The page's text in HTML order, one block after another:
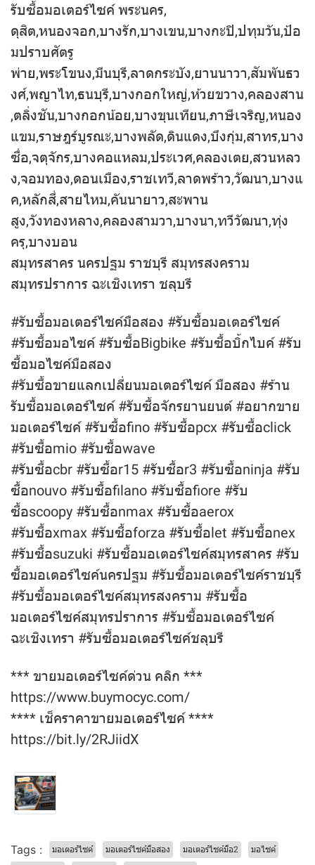
รับซื้อมอเตอร์ไซค์ พระนคร,
ดุสิต,หนองจอก,บางรัก,บางเขน,บางกะปิ,ปทุมวัน,ป้อ
มปราบศัตรู
พ่าย,พระโขนง,มีนบุรี,ลาดกระบัง,ยานนาวา,สัมพันธว
งศ์,พญาไท,ธนบุรี,บางกอกใหญ่,ห้วยขวาง,คลองสาน
,ตลิ่งชัน,บางกอกน้อย,บางขุนเทียน,ภาษีเจริญ,หนอง
แขม,ราษฎร์บูรณะ,บางพลัด,ดินแดง,บึงกุ่ม,สาทร,บาง
ซื่อ,จตุจักร,บางคอแหลม,ประเวศ,คลองเตย,สวนหลว
ง,จอมทอง,ดอนเมือง,ราชเทวี,ลาดพร้าว,วัฒนา,บางแ
ค,หลักสี่,สายไหม,คันนายาว,สะพาน
สูง,วังทองหลาง,คลองสามวา,บางนา,ทวีวัฒนา,ทุ่ง
ครุ,บางบอน
สมุทรสาคร นครปฐม ราชบุรี สมุทรสงคราม
สมุทรปราการ ฉะเชิงเทรา ชลุบรี
#รับซื้อมอเตอร์ไซค์มือสอง #รับซื้อมอเตอร์ไซค์
#รับซื้อมอไซค์ #รับซื้อBigbike #รับซื้อบิ้กไบค์ #รับ
ซื้อมอไซค์มือสอง
#รับซื้อขายแลกเปลี่ยนมอเตอร์ไซค์ มือสอง #ร้าน
รับซื้อมอเตอร์ไซค์ #รับซื้อจักรยานยนต์ #อยากขาย
มอเตอร์ไซค์ #รับซื้อfino #รับซื้อpcx #รับซื้อclick
#รับซื้อmio #รับซื้อwave
#รับซื้อcbr #รับซื้อr15 #รับซื้อr3 #รับซื้อninja #รับ
ซื้อnouvo #รับซื้อfilano #รับซื้อfiore #รับ
ซื้อscoopy #รับซื้อnmax #รับซื้อaerox
#รับซื้อxmax #รับซื้อforza #รับซื้อlet #รับซื้อnex
#รับซื้อsuzuki #รับซื้อมอเตอร์ไซค์สมุทรสาคร #รับ
ซื้อมอเตอร์ไซค์นครปฐม #รับซื้อมอเตอร์ไซค์ราชบุรี
#รับซื้อมอเตอร์ไซค์สมุทรสงคราม #รับซื้อ
มอเตอร์ไซค์สมุทรปราการ #รับซื้อมอเตอร์ไซค์
ฉะเชิงเทรา #รับซื้อมอเตอร์ไซค์ชลุบรี
*** ขายมอเตอร์ไซค์ด่วน คลิก ***
https://www.buymocyc.com/
**** เช็คราคาขายมอเตอร์ไซค์ ****
https://bit.ly/2RJiidX
Tags : มอเตอร์ไซค์ มอเตอร์ไซค์มือสอง มอเตอร์ไซค์มือ2 มอไซค์